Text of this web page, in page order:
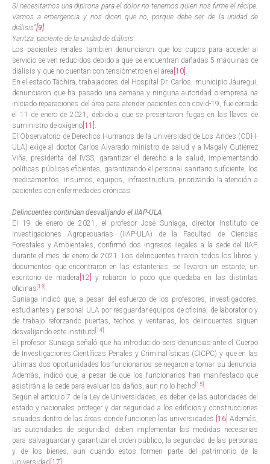
Si necesitamos una dipirona para el dolor no tenemos quien nos firme el récipe.
Vamos a emergencia y nos dicen que no, porque debe ser de la unidad de
diálisis”[9].
Yaritza, paciente de la unidad de diálisis
Los pacientes renales también denunciaron que los cupos para acceder al
servicio se ven reducidos debido a que se encuentran dañadas 5 máquinas de
diálisis y que no cuentan con tensiómetro en el área [10] .
En el estado Táchira, trabajadores del Hospital Dr. Carlos, municipio Jáuregui,
denunciaron que ha pasado una semana y ninguna autoridad o empresa ha
iniciado reparaciones del área para atender pacientes con covid-19, fue cerrada
el 11 de enero de 2021, debido a que se presentaron fugas en las llaves de
suministro de oxígeno [11] .
El Observatorio de Derechos Humanos de la Universidad de Los Andes (ODH-
ULA) exige al doctor Carlos Alvarado ministro de salud y a Magaly Gutiérrez
Viña, presidenta del IVSS, garantizar el derecho a la salud, implementando
políticas públicas eficientes, garantizando el personal sanitario suficiente, los
medicamentos, insumos, equipos, infraestructura, priorizando la atención a
pacientes con enfermedades crónicas.
Delincuentes continúan desvalijando el IIAP-ULA
El 19 de enero de 2021, el profesor José Suniaga, director Instituto de
Investigaciones Agropecuarias (IIAP-ULA) de la Facultad de Ciencias
Forestales y Ambientales, confirmó dos ingresos ilegales a la sede del IIAP,
durante el mes de enero de 2021. Los delincuentes tiraron todos los libros y
documentos que encontraron en las estanterías, se llevaron un estante, un
escritorio de madera [12]
y robaron lo poco que quedaba en las distintas
oficinas [13] .
Suniaga indicó que, a pesar del esfuerzo de los profesores, investigadores,
estudiantes y personal ULA por resguardar equipos de oficina, de laboratorio y
de trabajo reforzando puertas, techos y ventanas, los delincuentes siguen
desvalijando este instituto [14] .
El profesor Suniaga señaló que ha introducido seis denuncias ante el Cuerpo
de Investigaciones Científicas Penales y Criminalísticas (CICPC) y que en las
últimas dos oportunidades los funcionarios se negaron a tomar su denuncia.
Además, indicó que, a pesar de que los funcionarios han manifestado que
asistirán a la sede para evaluar los daños, aun no lo hecho [15] .
Según el artículo 7 de la Ley de Universidades, es deber de las autoridades del
estado y nacionales proteger y dar seguridad a los edificios y construcciones
situados dentro de las áreas donde funcionen las universidades. [16] Además,
las autoridades de seguridad, deben implementar las medidas necesarias
para salvaguardar y garantizar el orden público, la seguridad de las personas
y de los bienes, aun cuando estos formen parte del patrimonio de la